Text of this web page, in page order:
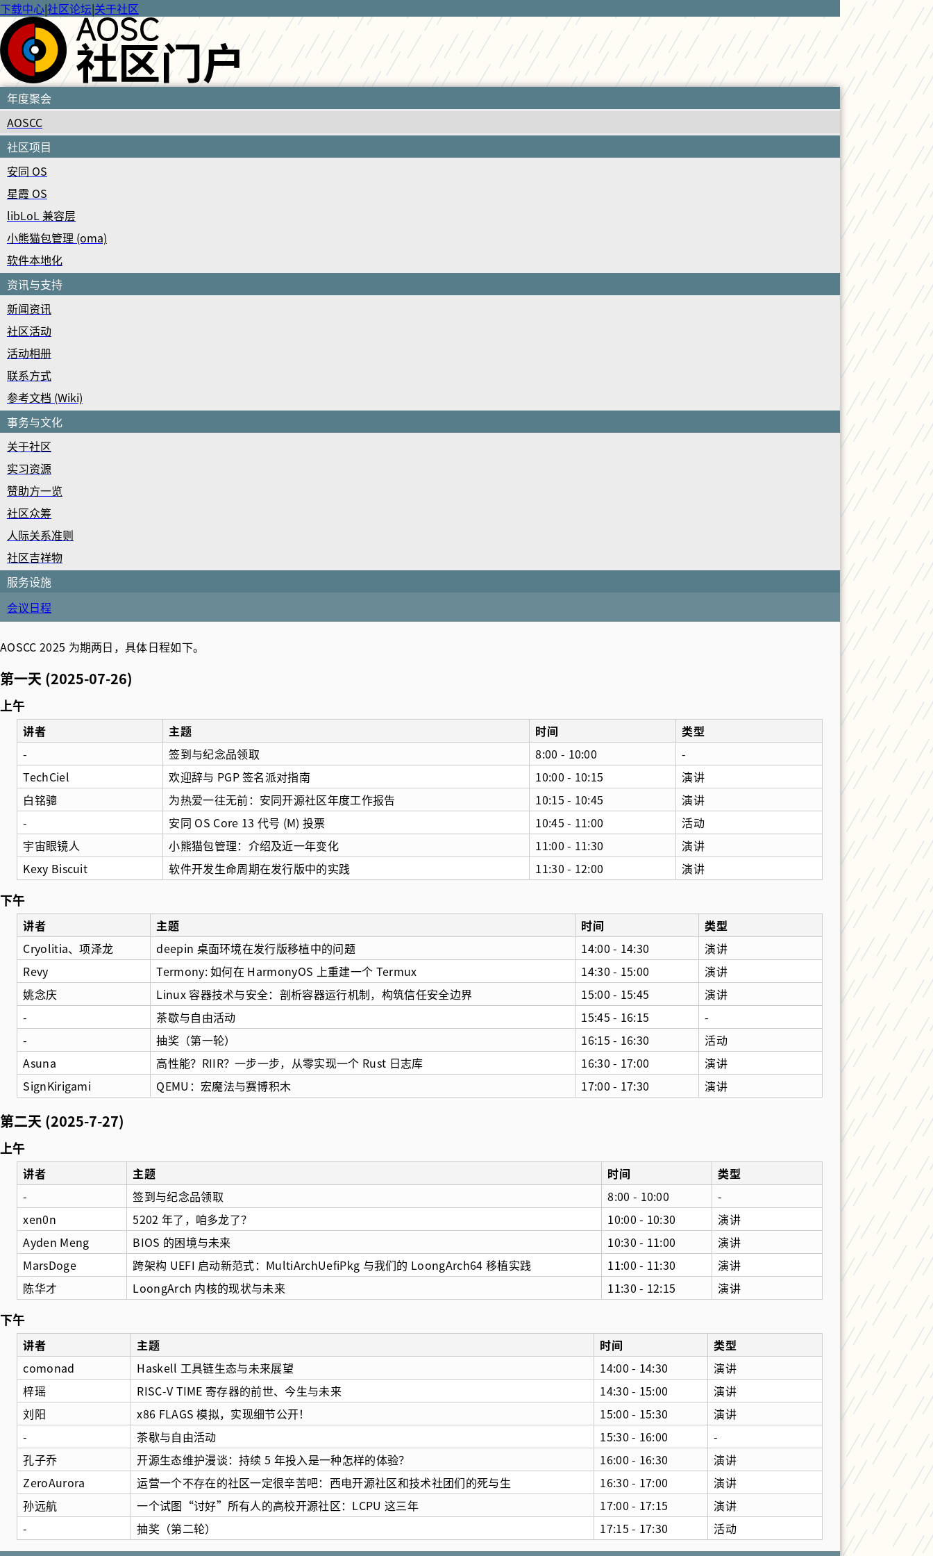
下载中心|社区论坛|关于社区
年度聚会
AOSCC
社区项目
安同 OS
星霞 OS
libLoL 兼容层
小熊猫包管理 (oma)
软件本地化
资讯与支持
新闻资讯
社区活动
活动相册
联系方式
参考文档 (Wiki)
事务与文化
关于社区
实习资源
赞助方一览
社区众筹
人际关系准则
社区吉祥物
服务设施
会议日程
AOSCC 2025 为期两日，具体日程如下。
第一天 (2025-07-26)
上午
讲者 主题 时间
类型
-
签到与纪念品领取 8:00 - 10:00
-
TechCiel
欢迎辞与 PGP 签名派对指南 10:00 - 10:15
演讲
白铭骢
为热爱一往无前：安同开源社区年度工作报告 10:15 - 10:45
演讲
-
安同 OS Core 13 代号 (M) 投票 10:45 - 11:00
活动
宇宙眼镜人
小熊猫包管理：介绍及近一年变化 11:00 - 11:30
演讲
Kexy Biscuit
软件开发生命周期在发行版中的实践 11:30 - 12:00 演讲
下午
讲者 主题 时间
类型
Cryolitia、项泽龙
deepin 桌面环境在发行版移植中的问题 14:00 - 14:30
演讲
Revy
Termony: 如何在 HarmonyOS 上重建一个 Termux 14:30 - 15:00
演讲
姚念庆
Linux 容器技术与安全：剖析容器运行机制，构筑信任安全边界 15:00 - 15:45
演讲
-
茶歇与自由活动 15:45 - 16:15
-
-
抽奖（第一轮） 16:15 - 16:30
活动
Asuna
高性能？RIIR？一步一步，从零实现一个 Rust 日志库 16:30 - 17:00
演讲
SignKirigami
QEMU：宏魔法与赛博积木 17:00 - 17:30 演讲
第二天 (2025-7-27)
上午
讲者 主题 时间
类型
-
签到与纪念品领取 8:00 - 10:00
-
xen0n
5202 年了，咱多龙了？ 10:00 - 10:30
演讲
Ayden Meng
BIOS 的困境与未来 10:30 - 11:00
演讲
MarsDoge
跨架构 UEFI 启动新范式：MultiArchUefiPkg 与我们的 LoongArch64 移植实践 11:00 - 11:30
演讲
陈华才
LoongArch 内核的现状与未来 11:30 - 12:15 演讲
下午
讲者 主题 时间
类型
comonad
Haskell 工具链生态与未来展望 14:00 - 14:30
演讲
梓瑶
RISC-V TIME 寄存器的前世、今生与未来 14:30 - 15:00
演讲
刘阳
x86 FLAGS 模拟，实现细节公开！ 15:00 - 15:30
演讲
-
茶歇与自由活动 15:30 - 16:00
-
孔子乔
开源生态维护漫谈：持续 5 年投入是一种怎样的体验？ 16:00 - 16:30
演讲
ZeroAurora
运营一个不存在的社区一定很辛苦吧：西电开源社区和技术社团们的死与生 16:30 - 17:00
演讲
孙远航
一个试图“讨好”所有人的高校开源社区：LCPU 这三年 17:00 - 17:15
演讲
-
抽奖（第二轮） 17:15 - 17:30 活动